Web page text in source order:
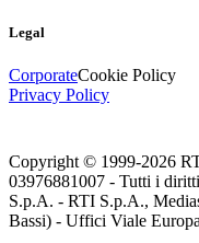
Legal
CorporateCookie Policy
Privacy Policy
Copyright © 1999-2026
03976881007 - Tutti i
S.p.A. - RTI S.p.A.,
Bassi) - Uffici Viale